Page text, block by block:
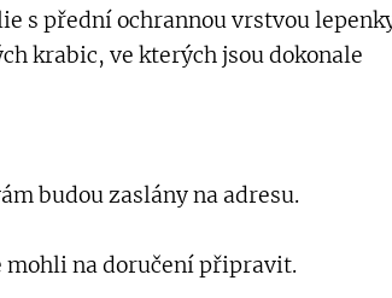
s přední ochrannou vrstvou
krabic, ve kterých jsou dokonale
budou zaslány na adresu.
mohli na doručení připravit.